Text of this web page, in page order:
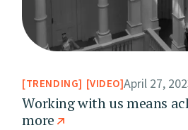
TRENDING VIDEO April 27,
Working with us means
more